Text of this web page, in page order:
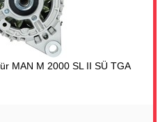
MAN M 2000 SL II SÜ TGA